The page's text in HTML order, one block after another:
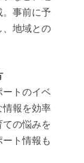
事前に予
、地域との
トのイベ
情報を効率
の悩みを
ト情報も